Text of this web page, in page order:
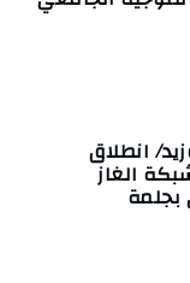
انطلاق
الغاز
بجلمة